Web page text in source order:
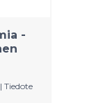
-
| Tiedote